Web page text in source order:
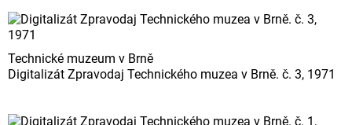
Technické muzeum v Brně
Digitalizát Zpravodaj Technického muzea v Brně. č. 3, 1971